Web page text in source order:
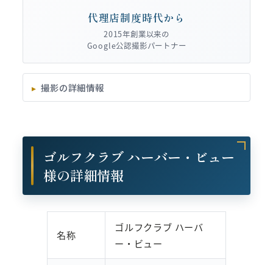
代理店制度時代から
2015年創業以来の
Google公認撮影パートナー
撮影の詳細情報
ゴルフクラブ ハーバー・ビュー
様の詳細情報
名称
ゴルフクラブ ハーバ
ー・ビュー